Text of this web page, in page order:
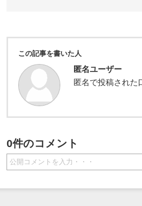
この記事を書いた人
匿名ユーザー
匿名で投稿された
0件のコメント
公開コメントを入力・・・